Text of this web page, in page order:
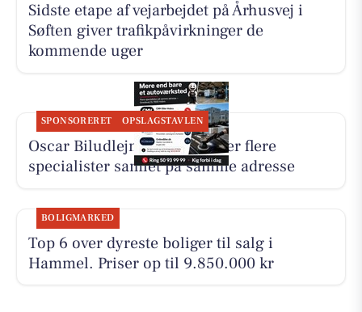
Sidste etape af vejarbejdet på Århusvej i
Søften giver trafikpåvirkninger de
kommende uger
SPONSORERET OPSLAGSTAVLEN
Oscar Biludlejning fremhæver flere
specialister samlet på samme adresse
BOLIGMARKED
Top 6 over dyreste boliger til salg i
Hammel. Priser op til 9.850.000 kr